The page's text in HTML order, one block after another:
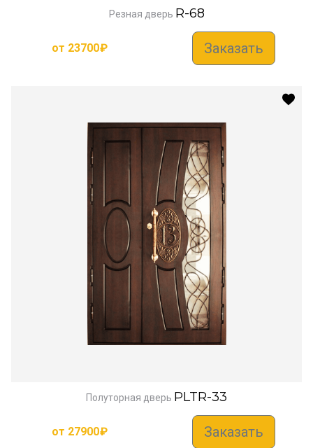
Резная дверь R-68
от 23700₽ Заказать
Полуторная дверь PLTR-33
от 27900₽ Заказать